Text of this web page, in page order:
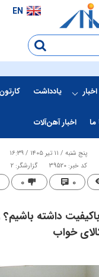
EN
اخبار یادداشت
اخبار آهن‌آلات
پنج شنبه / ۱۱ تیر ۱۴۰۵ / ۱۶:۳۹
کد خبر: 39520
گزارشگر: 2
۰ ۰
داشته باشیم؟
خواب